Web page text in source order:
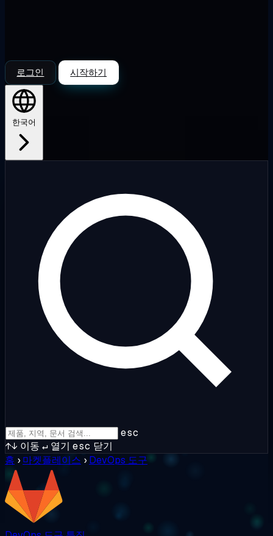
로그인 시작하기
한국어
esc
↑↓ 이동 ↵ 열기 esc 닫기
홈 › 마켓플레이스 › DevOps 도구